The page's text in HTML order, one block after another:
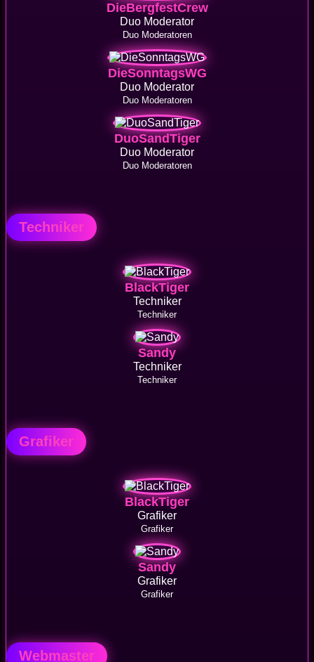
DieBergfestCrew
Duo Moderator
Duo Moderatoren
DieSonntagsWG
Duo Moderator
Duo Moderatoren
DuoSandTiger
Duo Moderator
Duo Moderatoren
Techniker
BlackTiger
Techniker
Techniker
Sandy
Techniker
Techniker
Grafiker
BlackTiger
Grafiker
Grafiker
Sandy
Grafiker
Grafiker
Webmaster